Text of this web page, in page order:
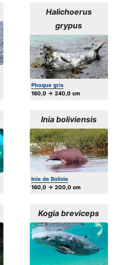
Halichoerus
grypus
Phoque gris
160,0 → 240,0 cm
Inia boliviensis
Inie de Bolivie
160,0 → 200,0 cm
Kogia breviceps